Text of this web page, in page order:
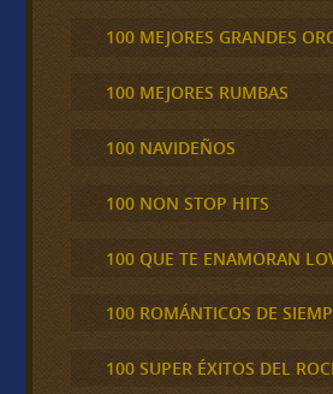
100 MEJORES GRANDES
100 MEJORES RUMBAS
100 NAVIDEÑOS
100 NON STOP HITS
100 QUE TE ENAMORAN
100 ROMÁNTICOS DE
100 SUPER ÉXITOS DEL